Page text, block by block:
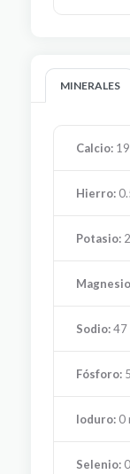
MINERALES
Calcio:
Hierro:
Potasio:
Sodio:47
Fósforo:
Ioduro: 0
Selenio: